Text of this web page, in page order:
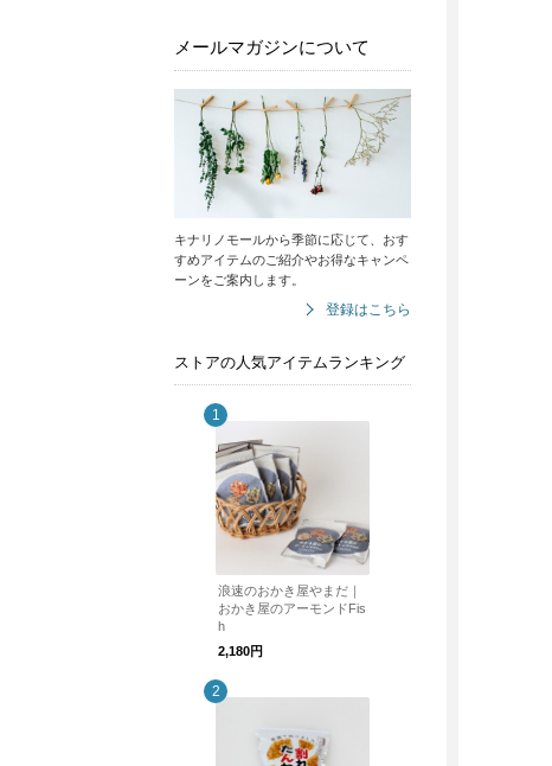
メールマガジンについて
キナリノモールから季節に応じて、おす
すめアイテムのご紹介やお得なキャンペ
ーンをご案内します。
登録はこちら
ストアの人気アイテムランキング
浪速のおかき屋やまだ｜
おかき屋のアーモンドFis
h
2,180円